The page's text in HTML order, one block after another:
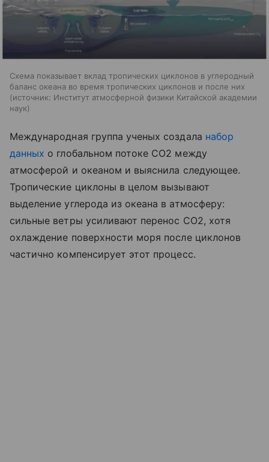
Схема показывает вклад тропических циклонов в углеродный
баланс океана во время тропических циклонов и после них
источник: Институт атмосферной физики Китайской академии
наук
Международная группа ученых создала набор
данных о глобальном потоке CO2​ между
атмосферой и океаном и выяснила следующее.
Тропические циклоны в целом вызывают
выделение углерода из океана в атмосферу:
сильные ветры усиливают перенос CO2​, хотя
охлаждение поверхности моря после циклонов
частично компенсирует этот процесс.